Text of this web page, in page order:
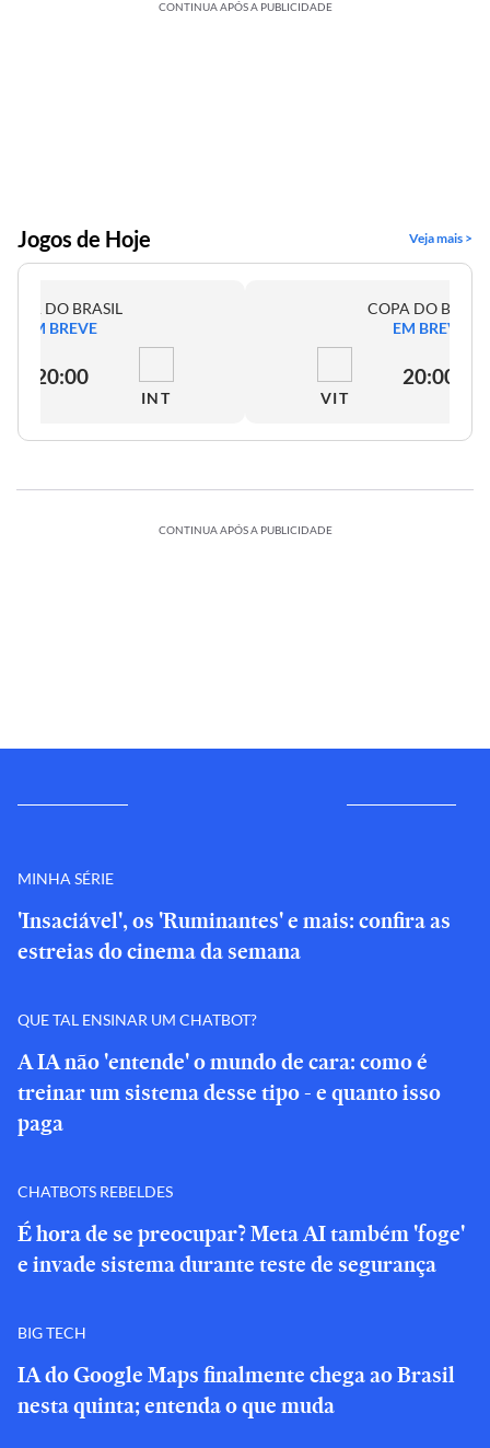
CONTINUA APÓS A PUBLICIDADE
Jogos de Hoje Veja mais >
DO BRASIL
EM BREVE
20:00
INT
COPA DO
EM BREVE
VIT
20:00
CONTINUA APÓS A PUBLICIDADE
MINHA SÉRIE
'Insaciável', os 'Ruminantes' e mais: confira as
estreias do cinema da semana
QUE TAL ENSINAR UM CHATBOT?
A IA não 'entende' o mundo de cara: como é
treinar um sistema desse tipo - e quanto isso
paga
CHATBOTS REBELDES
É hora de se preocupar? Meta AI também 'foge'
e invade sistema durante teste de segurança
BIG TECH
IA do Google Maps finalmente chega ao Brasil
nesta quinta; entenda o que muda